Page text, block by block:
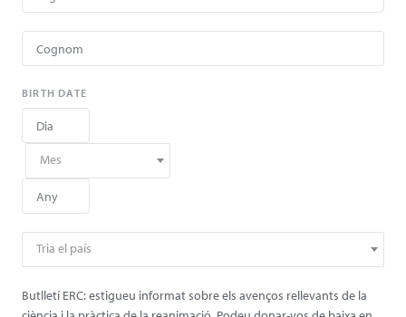
BIRTH DATE
Mes
Tria el país
Butlletí ERC: estigueu informat sobre els avenços rellevants de la